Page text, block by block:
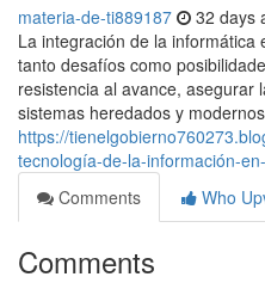
materia-de-ti889187 32 days
La integración de la
tanto desafíos como
resistencia al avance, asegurar
sistemas heredados y modernos
https://
tecnología-de-la-información-
Comments
Who
Comments